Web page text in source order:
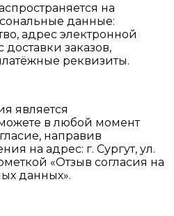
на
данные:
адрес электронной
заказов,
реквизиты.
является
в любой момент
направив
на адрес: г. Сургут, ул.
«Отзыв согласия на
данных».